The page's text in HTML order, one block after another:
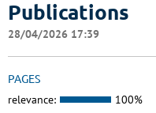
Publications
28/04/2026 17:39
PAGES
relevance: 100%